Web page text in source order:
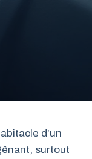
d’un
surtout